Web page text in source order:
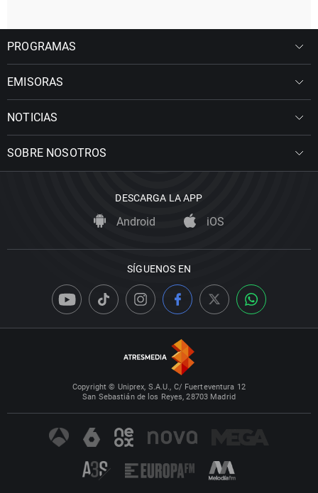
PROGRAMAS
EMISORAS
NOTICIAS
SOBRE NOSOTROS
DESCARGA LA APP
Android iOS
SÍGUENOS EN
Copyright © Uniprex, S.A.U., C/ Fuerteventura 12
San Sebastián de los Reyes, 28703 Madrid